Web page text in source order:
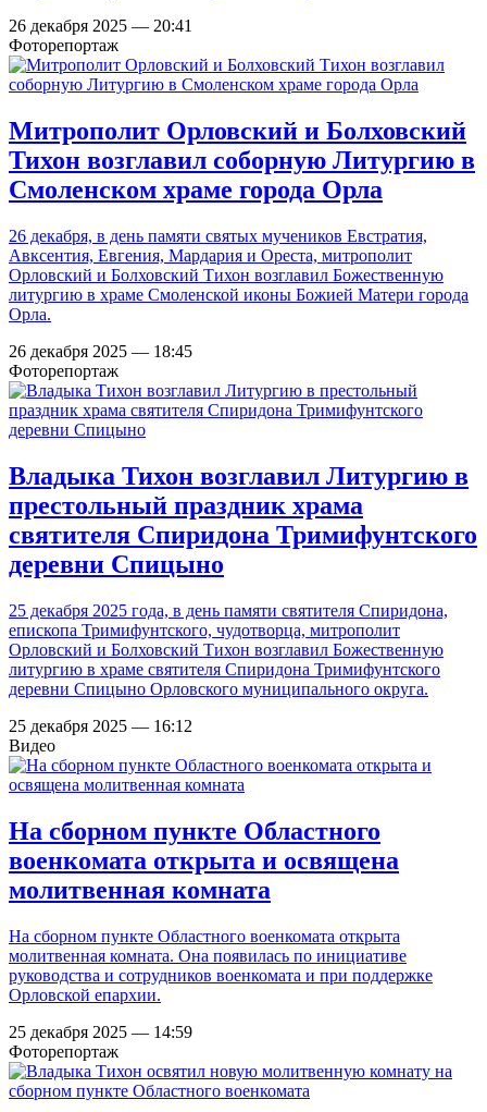
26 декабря 2025 — 20:41
Фоторепортаж
Митрополит Орловский и Болховский
Тихон возглавил соборную Литургию в
Смоленском храме города Орла
26 декабря, в день памяти святых мучеников Евстратия,
Авксентия, Евгения, Мардария и Ореста, митрополит
Орловский и Болховский Тихон возглавил Божественную
литургию в храме Смоленской иконы Божией Матери города
Орла.
26 декабря 2025 — 18:45
Фоторепортаж
Владыка Тихон возглавил Литургию в
престольный праздник храма
святителя Спиридона Тримифунтского
деревни Спицыно
25 декабря 2025 года, в день памяти святителя Спиридона,
епископа Тримифунтского, чудотворца, митрополит
Орловский и Болховский Тихон возглавил Божественную
литургию в храме святителя Спиридона Тримифунтского
деревни Спицыно Орловского муниципального округа.
25 декабря 2025 — 16:12
Видео
На сборном пункте Областного
военкомата открыта и освящена
молитвенная комната
На сборном пункте Областного военкомата открыта
молитвенная комната. Она появилась по инициативе
руководства и сотрудников военкомата и при поддержке
Орловской епархии.
25 декабря 2025 — 14:59
Фоторепортаж